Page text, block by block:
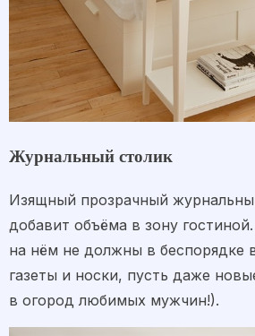
Журнальный столик
Изящный прозрачный
добавит объёма в зону
на нём не должны в беспорядке
газеты и носки, пусть даже
в огород любимых мужчин!).